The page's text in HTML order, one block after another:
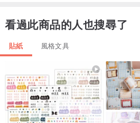
看過此商品的人也搜尋了
貼紙 風格文具